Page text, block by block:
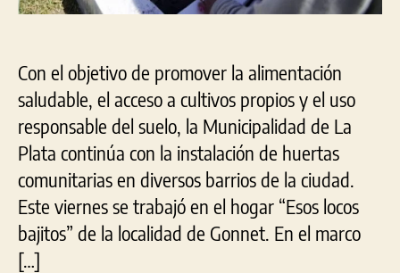
Con el objetivo de promover la alimentación
saludable, el acceso a cultivos propios y el uso
responsable del suelo, la Municipalidad de La
Plata continúa con la instalación de huertas
comunitarias en diversos barrios de la ciudad.
Este viernes se trabajó en el hogar “Esos locos
bajitos” de la localidad de Gonnet. En el marco
[…]